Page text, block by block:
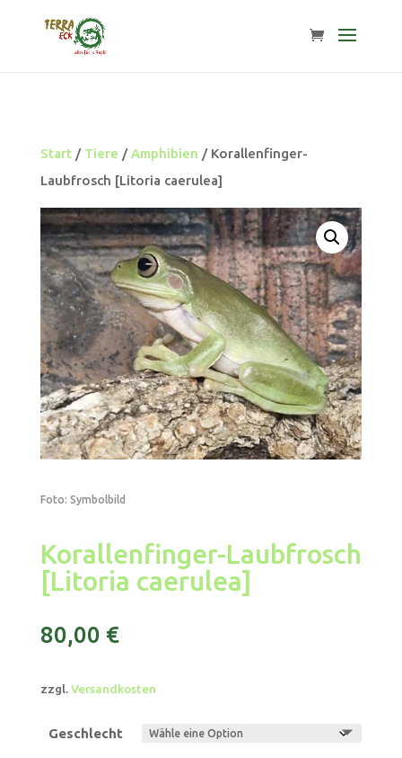
Start/ Tiere /Amphibien / Korallenfinger-
Laubfrosch [Litoria caerulea]
Foto: Symbolbild
Korallenfinger-Laubfrosch
[Litoria caerulea]
80,00 €
zzgl.Versandkosten
Geschlecht